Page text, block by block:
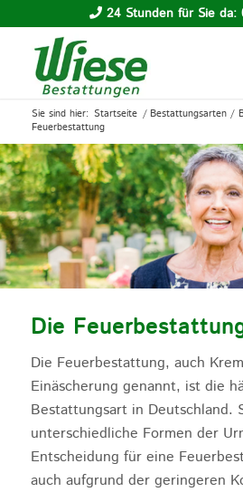
24 Stunden für Sie da:
Sie sind hier: Startseite / Bestattungsarten /
Feuerbestattung
Die
Die Feuerbestattung, auch
Einäscherung genannt, ist die
Bestattungsart in Deutschland.
unterschiedliche Formen der
Entscheidung für eine
auch aufgrund der geringeren